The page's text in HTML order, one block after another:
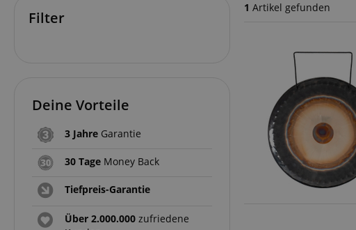
1 Artikel gefunden
Filter
Deine Vorteile
3 Jahre Garantie
30 Tage Money Back
Tiefpreis-Garantie
Über 2.000.000 zufriedene